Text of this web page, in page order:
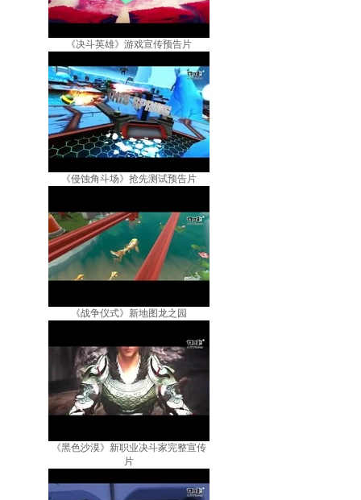
《决斗英雄》游戏宣传预告片
《侵蚀角斗场》抢先测试预告片
《战争仪式》新地图龙之园
《黑色沙漠》新职业决斗家完整宣传
片